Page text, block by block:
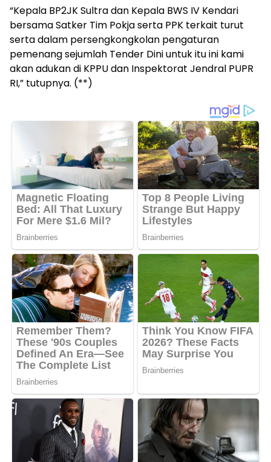
“Kepala BP2JK Sultra dan Kepala BWS IV Kendari
bersama Satker Tim Pokja serta PPK terkait turut
serta dalam persengkongkolan pengaturan
pemenang sejumlah Tender Dini untuk itu ini kami
akan adukan di KPPU dan Inspektorat Jendral PUPR
RI,” tutupnya. (**)